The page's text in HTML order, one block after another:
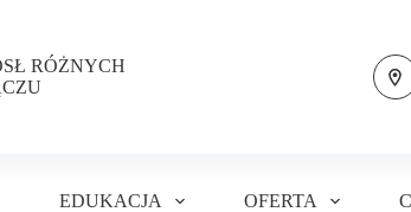
RÓŻNYCH
EDUKACJA OFERTA